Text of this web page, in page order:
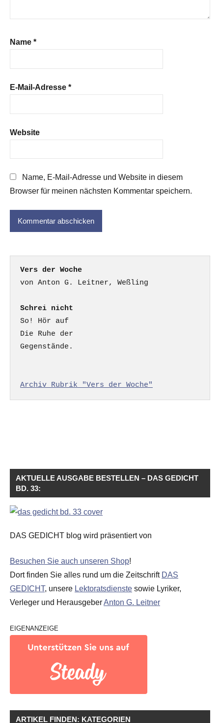
Name *
E-Mail-Adresse *
Website
Name, E-Mail-Adresse und Website in diesem
Browser für meinen nächsten Kommentar speichern.
Vers der Woche
Schrei nicht
So! Hör auf
Die Ruhe der
Gegenstände.
Archiv Rubrik "Vers der Woche"
AKTUELLE AUSGABE BESTELLEN – DAS GEDICHT
BD. 33:
DAS GEDICHT blog wird präsentiert von
Besuchen Sie auch unseren Shop!
Dort finden Sie alles rund um die Zeitschrift DAS
GEDICHT, unsere Lektoratsdienste sowie Lyriker,
Verleger und HerausgeberAnton G. Leitner
EIGENANZEIGE
ARTIKEL FINDEN: KATEGORIEN